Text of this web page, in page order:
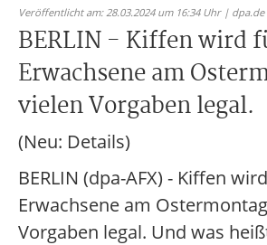
Veröffentlicht am: 28.03.2024 um 16:34 Uhr | dpa.de
BERLIN - Kiffen wird
Erwachsene am
vielen Vorgaben legal.
(Neu: Details)
BERLIN (dpa-AFX) - Kiffen
Erwachsene am
Vorgaben legal. Und was